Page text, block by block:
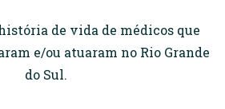
de vida de médicos que
e/ou atuaram no Rio Grande
do Sul.